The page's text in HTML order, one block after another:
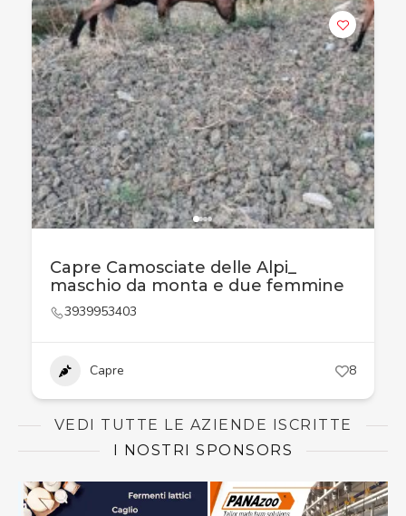
Capre Camosciate delle Alpi_
maschio da monta e due femmine
3939953403
Capre 8
VEDI TUTTE LE AZIENDE ISCRITTE
I NOSTRI SPONSORS